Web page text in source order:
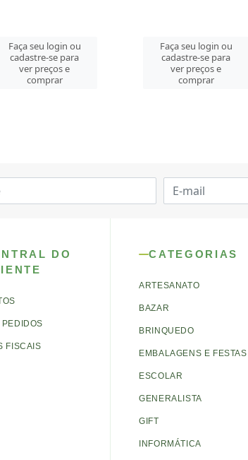
Faça seu login ou
cadastre-se para
ver preços e
comprar
Faça seu login ou
cadastre-se para
ver preços e
comprar
DO
PEDIDOS
FISCAIS
CATEGORIAS
ARTESANATO
BAZAR
BRINQUEDO
EMBALAGENS E FESTAS
ESCOLAR
GENERALISTA
GIFT
INFORMÁTICA